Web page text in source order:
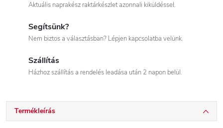
Aktuális naprakész raktárkészlet azonnali kiküldéssel.
Segítsünk?
Nem biztos a választásban? Lépjen kapcsolatba velünk.
Szállítás
Házhoz szállítás a rendelés leadása után 2 napon belül.
Termékleírás